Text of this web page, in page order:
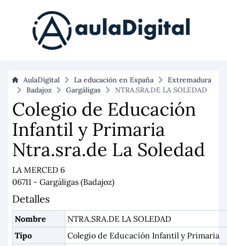
AulaDigital La educación en España
Extremadura
Badajoz
Gargáligas NTRA.SRA.DE LA SOLEDAD
Colegio de Educación
Infantil y Primaria
Ntra.sra.de La Soledad
LA MERCED 6
06711 - Gargáligas (Badajoz)
Detalles
Nombre
NTRA.SRA.DE LA SOLEDAD
Tipo
Colegio de Educación Infantil y Primaria